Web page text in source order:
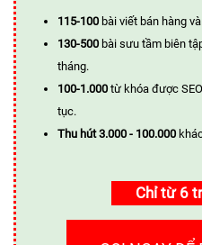
115-100 bài viết bán hàng
130-500 bài sưu tầm biên
tháng.
100-1.000 từ khóa được
tục.
Thu hút 3.000 - 100.000
Chỉ từ 6